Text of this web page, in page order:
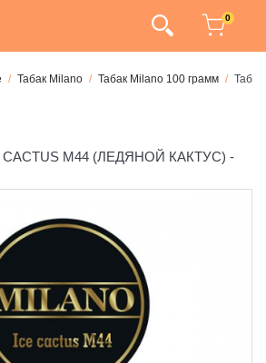
0
Табак Milano Табак Milano 100 грамм
CACTUS M44 (ЛЕДЯНОЙ КАКТУС) -